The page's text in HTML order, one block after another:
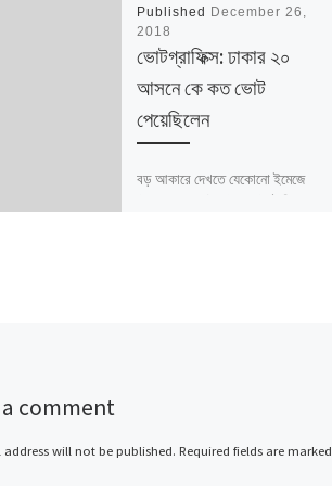
Published
December 26,
2018
ভোটগ্রাফিক্স: ঢাকার ২০
আসনে কে কত ভোট
পেয়েছিলেন
বড় আকারে দেখতে যেকোনো ইমেজে
ক্লিক করুন ডেটার উৎস: নির্বাচনী
a comment
address will not be published. Required fields are marked